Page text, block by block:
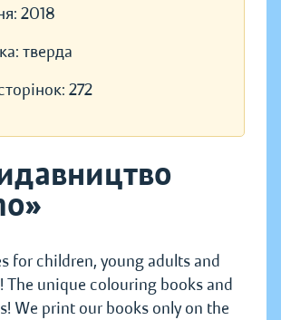
2018
тверда
272
for children, young adults and
The unique colouring books and
We print our books only on the